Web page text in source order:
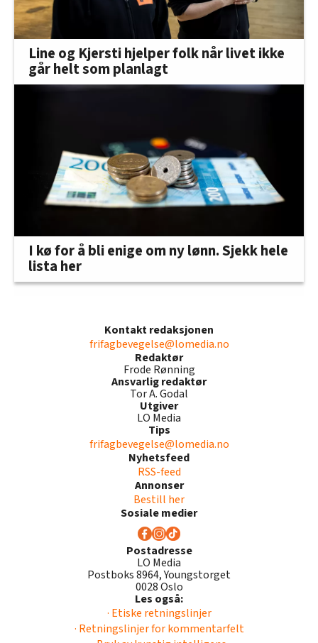
Line og Kjersti hjelper folk når livet ikke
går helt som planlagt
I kø for å bli enige om ny lønn. Sjekk hele
lista her
Kontakt redaksjonen
frifagbevegelse@lomedia.no
Redaktør
Frode Rønning
Ansvarlig redaktør
Tor A. Godal
Utgiver
LO Media
Tips
frifagbevegelse@lomedia.no
Nyhetsfeed
RSS-feed
Annonser
Bestill her
Sosiale medier
Postadresse
LO Media
Postboks 8964, Youngstorget
0028 Oslo
Les også:
· Etiske retningslinjer
· Retningslinjer for kommentarfelt